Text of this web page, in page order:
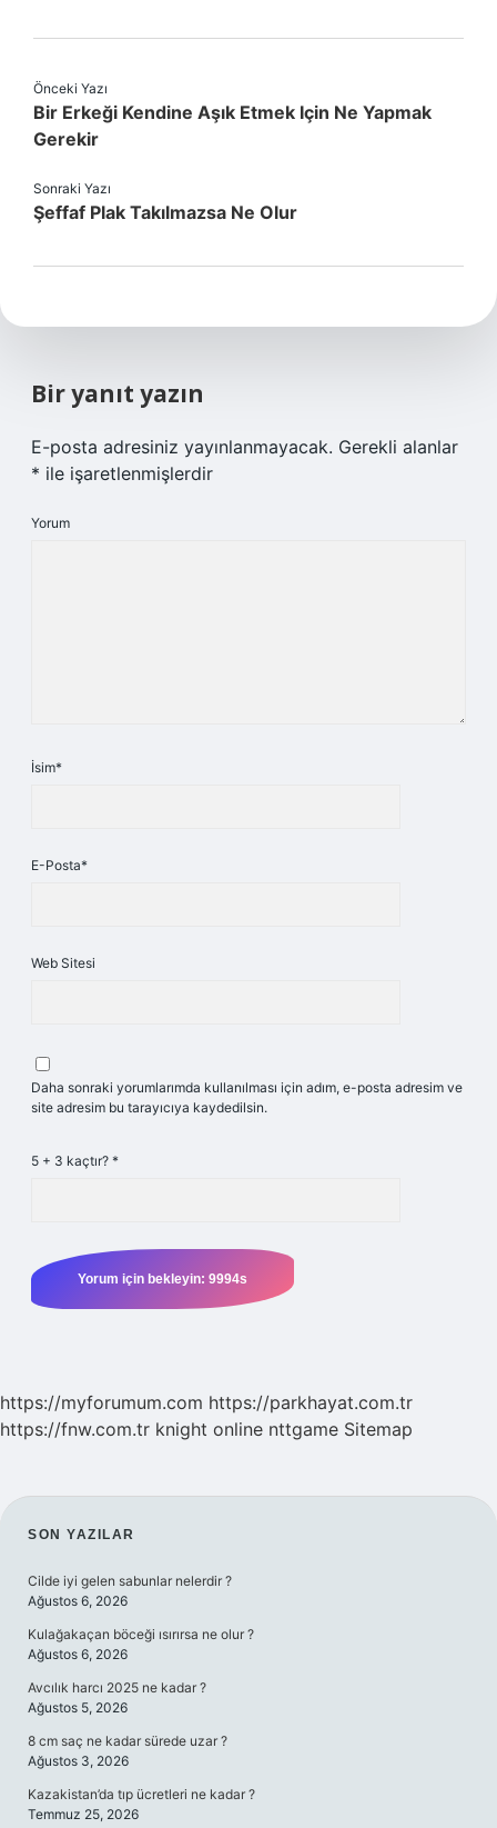
Önceki Yazı
Bir Erkeği Kendine Aşık Etmek Için Ne Yapmak
Gerekir
Sonraki Yazı
Şeffaf Plak Takılmazsa Ne Olur
Bir yanıt yazın
E-posta adresiniz yayınlanmayacak. Gerekli alanlar
* ile işaretlenmişlerdir
Yorum
İsim*
E-Posta*
Web Sitesi
Daha sonraki yorumlarımda kullanılması için adım, e-posta adresim ve
site adresim bu tarayıcıya kaydedilsin.
5 + 3 kaçtır? *
https://myforumum.com https://parkhayat.com.tr
https://fnw.com.tr knight online nttgame Sitemap
SIDEBAR
SON YAZILAR
Cilde iyi gelen sabunlar nelerdir ?
Ağustos 6, 2026
Kulağakaçan böceği ısırırsa ne olur ?
Ağustos 6, 2026
Avcılık harcı 2025 ne kadar ?
Ağustos 5, 2026
8 cm saç ne kadar sürede uzar ?
Ağustos 3, 2026
Kazakistan’da tıp ücretleri ne kadar ?
Temmuz 25, 2026